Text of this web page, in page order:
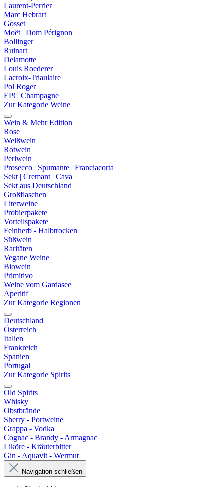
Laurent-Perrier
Marc Hebrart
Gosset
Moët | Dom Pérignon
Bollinger
Ruinart
Delamotte
Louis Roederer
Lacroix-Triaulaire
Pol Roger
EPC Champagne
Zur Kategorie Weine
Wein & Mehr Edition
Rose
Weißwein
Rotwein
Perlwein
Prosecco | Spumante | Franciacorta
Sekt | Cremant | Cava
Sekt aus Deutschland
Großflaschen
Literweine
Probierpakete
Vorteilspakete
Feinherb - Halbtrocken
Süßwein
Raritäten
Vegane Weine
Biowein
Primitivo
Weine vom Gardasee
Aperitif
Zur Kategorie Regionen
Deutschland
Österreich
Italien
Frankreich
Spanien
Portugal
Zur Kategorie Spirits
Old Spirits
Whisky
Obstbrände
Sherry - Portweine
Grappa - Vodka
Cognac - Brandy - Armagnac
Liköre - Kräuterbitter
Gin - Aquavit - Wermut
Navigation schließen